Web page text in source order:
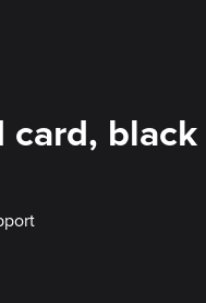
card, black